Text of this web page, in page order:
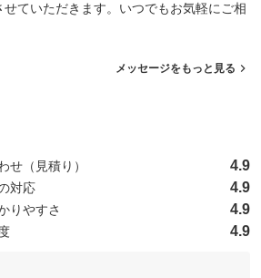
ていただきます。いつでもお気軽にご相
メッセージをもっと見る
満点中）
せ（見積り） 4.9
対応 4.9
りやすさ 4.9
4.9